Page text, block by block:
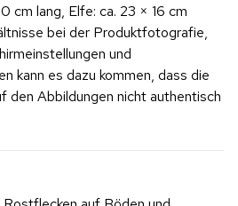
cm lang, Elfe: ca. 23 × 16 cm
bei der Produktfotografie,
und
kann es dazu kommen, dass die
den Abbildungen nicht authentisch